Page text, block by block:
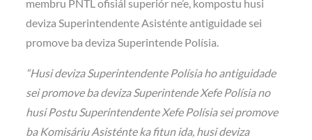
membru PNTL ofisiál superiór ne’e, kompostu husi
deviza Superintendente Asisténte antiguidade sei
promove ba deviza Superintende Polísia.
“Husi deviza Superintendente Polísia ho antiguidade
sei promove ba deviza Superintende Xefe Polísia no
husi Postu Superintendente Xefe Polísia sei promove
ba Komisáriu Asisténte ka fitun ida, husi deviza